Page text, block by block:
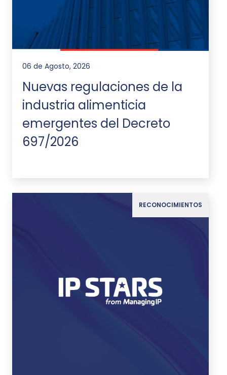
06 de Agosto, 2026
Nuevas regulaciones de la
industria alimenticia
emergentes del Decreto
697/2026
RECONOCIMIENTOS